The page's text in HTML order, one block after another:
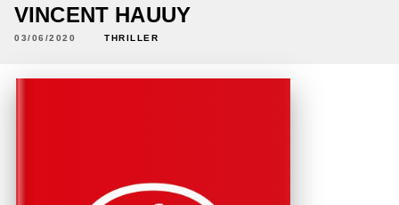
VINCENT HAUUY
03/06/2020 THRILLER